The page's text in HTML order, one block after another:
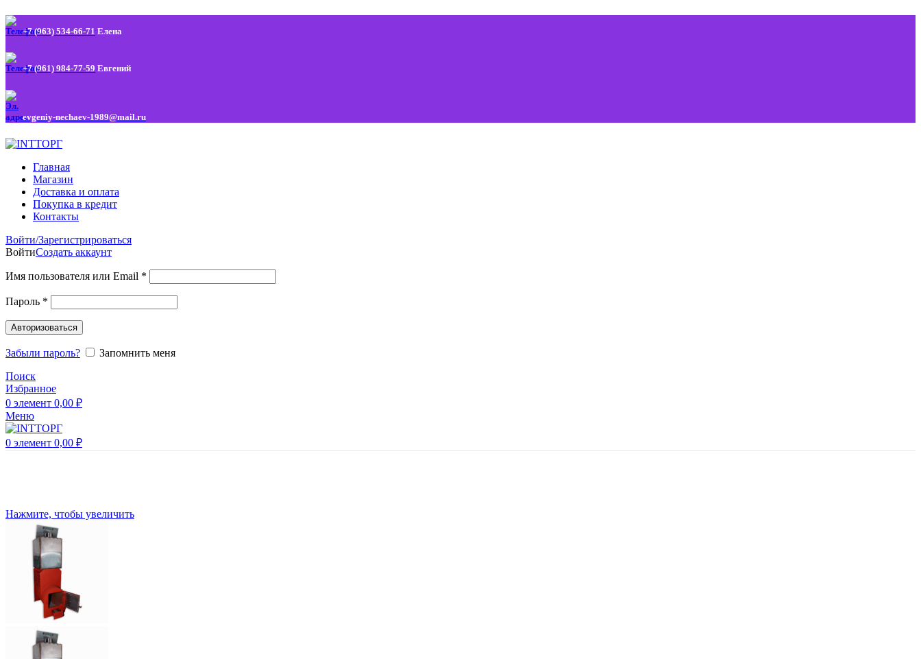
+7 (963) 534-66-71 Елена
+7 (961) 984-77-59 Евгений
evgeniy-nechaev-1989@mail.ru
Главная
Магазин
Доставка и оплата
Покупка в кредит
Контакты
Войти/Зарегистрироваться
ВойтиСоздать аккаунт
Имя пользователя или Email *
Пароль *
Авторизоваться
Забыли пароль?
Запомнить меня
Поиск
Избранное
0 элемент 0,00 ₽
Меню
0 элемент 0,00 ₽
Нажмите, чтобы увеличить